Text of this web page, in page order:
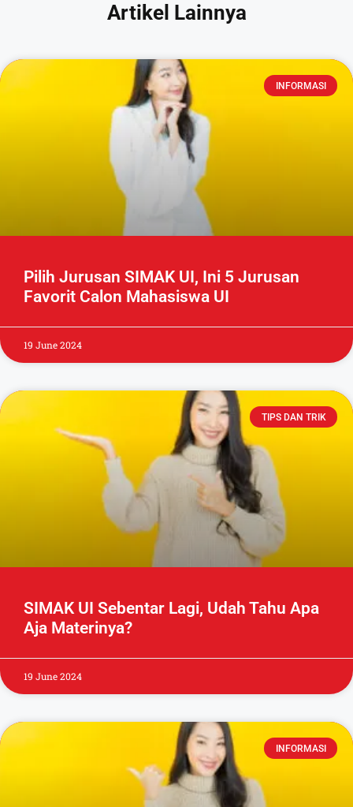
Artikel Lainnya
INFORMASI
Pilih Jurusan SIMAK UI, Ini 5 Jurusan
Favorit Calon Mahasiswa UI
19 June 2024
TIPS DAN TRIK
SIMAK UI Sebentar Lagi, Udah Tahu Apa
Aja Materinya?
19 June 2024
INFORMASI